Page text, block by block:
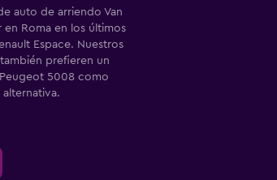
auto de arriendo Van
en Roma en los últimos
Espace. Nuestros
prefieren un
5008 como
alternativa.